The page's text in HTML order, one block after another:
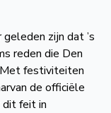
zijn dat ’s
reden die Den
Met festiviteiten
de officiële
dit feit in